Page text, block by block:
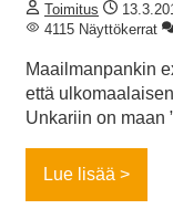
Toimitus
4115 Näyttökerrat
Maailmanpankin
että
Unkariin on maan
Lue lisää